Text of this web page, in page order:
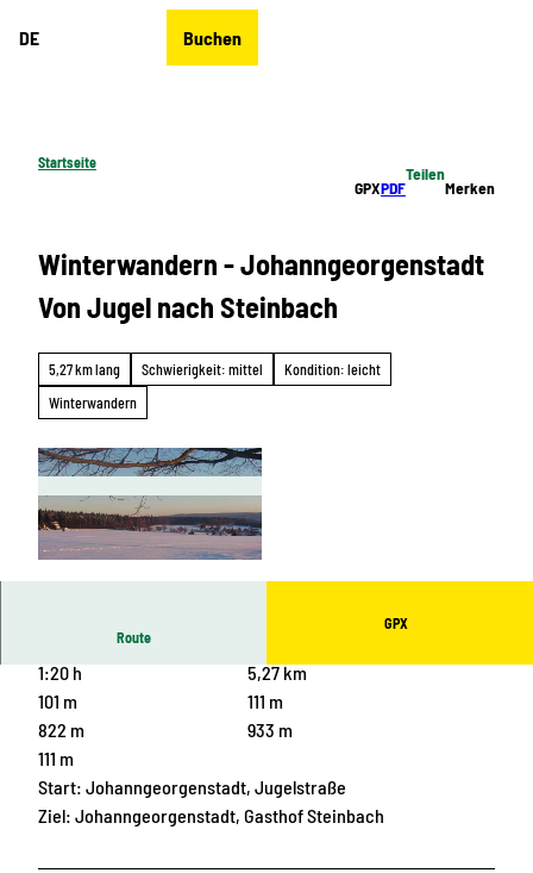
DE Buchen
Startseite
GPXPDF
Teilen
Merken
Winterwandern - Johanngeorgenstadt
Von Jugel nach Steinbach
5,27 km lang Schwierigkeit: mittel
Kondition: leicht
Winterwandern
e.V., Projektmanagement Kammweg
Route
GPX
1:20 h
5,27 km
101 m
111 m
822 m
933 m
111 m
Start: Johanngeorgenstadt, Jugelstraße
Ziel: Johanngeorgenstadt, Gasthof Steinbach